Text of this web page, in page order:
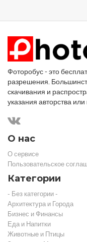
Фоторобус - это
разрешения.
скачивания и
указания авторства
О нас
О сервисе
Пользовательское
Категории
- Без категории -
Архитектура и Города
Бизнес и Финансы
Еда и Напитки
Животные и Птицы